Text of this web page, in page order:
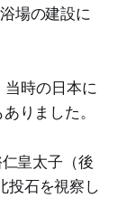
場の建設に
当時の日本に
りました。
皇太子（後
投石を視察し